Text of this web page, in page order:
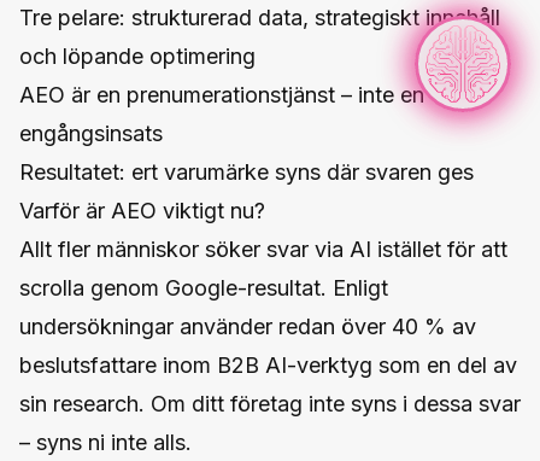
Tre pelare: strukturerad data, strategiskt innehåll
och löpande optimering
AEO är en prenumerationstjänst – inte en
engångsinsats
Resultatet: ert varumärke syns där svaren ges
Varför är AEO viktigt nu?
Allt fler människor söker svar via AI istället för att
scrolla genom Google-resultat. Enligt
undersökningar använder redan över 40 % av
beslutsfattare inom B2B AI-verktyg som en del av
sin research. Om ditt företag inte syns i dessa svar
– syns ni inte alls.